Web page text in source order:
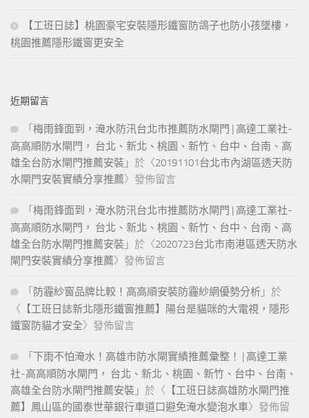
【工班日誌】桃園豪宅安裝隱形鐵窗防鴿子也防小孩墜樓，
桃園推薦隱形鐵窗更安全
近期留言
「 梅雨鋒面到，淹水防汛台北市推薦防水閘門 | 高達工業社-
高高順防水閘門， 台北、新北、桃園、新竹、台中、台南、高
雄全台防水閘門推薦安裝 」於〈20191101台北市內湖區透天防
水閘門安裝實績分享推薦〉發佈留言
「 梅雨鋒面到，淹水防汛台北市推薦防水閘門 | 高達工業社-
高高順防水閘門， 台北、新北、桃園、新竹、台中、台南、高
雄全台防水閘門推薦安裝 」於〈2020723台北市南港區透天防水
閘門安裝實績分享推薦〉發佈留言
「 防霾紗窗品牌比較！高高順安裝防霾紗網優勢分析 」於
〈 【工班日誌新北隱形鐵窗推薦】陽台是貓咪的大電視，隱形
鐵窗防貓才安全〉發佈留言
「 下雨不怕淹水！高雄市防水閘實績推薦彙整！ | 高達工業
社-高高順防水閘門， 台北、新北、桃園、新竹、台中、台南、
高雄全台防水閘門推薦安裝 」於〈 【工班日誌高雄防水閘門推
薦】鳳山區的國泰世華銀行車道口避免淹水變泡水車〉發佈留